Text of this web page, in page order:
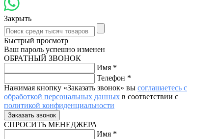
Закрыть
Быстрый просмотр
Ваш пароль успешно изменен
ОБРАТНЫЙ ЗВОНОК
Имя *
Телефон *
Нажимая кнопку «Заказать звонок» вы соглашаетесь с
обработкой персональных данных в соответствии с
политикой конфиденциальности
СПРОСИТЬ МЕНЕДЖЕРА
Имя *